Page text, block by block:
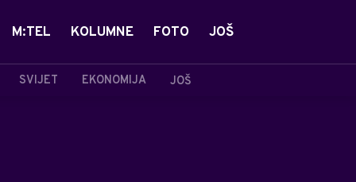
SVIJET EKONOMIJA JOŠ
M:TEL KOLUMNE FOTO JOŠ